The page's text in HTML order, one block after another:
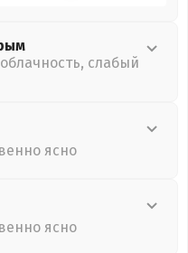
слабый
ясно
ясно